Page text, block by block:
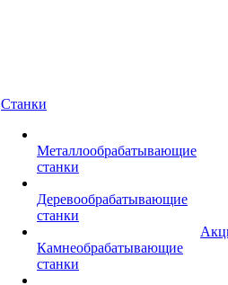
Станки
Металлообрабатывающие
станки
Деревообрабатывающие
станки
Камнеобрабатывающие
станки